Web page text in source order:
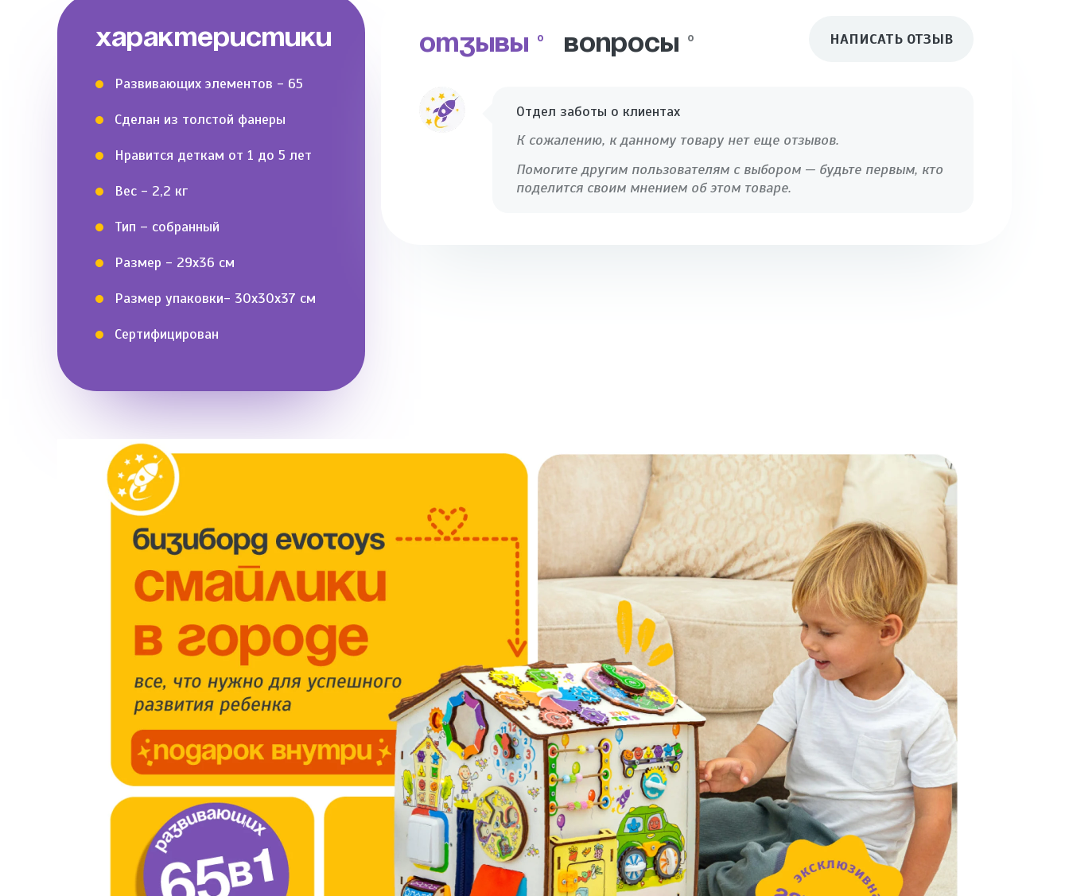
ХАРАКТЕРИСТИКИ
Развивающих элементов - 65
Сделан из толстой фанеры
Нравится деткам от 1 до 5 лет
Вес - 2,2 кг
Тип – собранный
Размер - 29х36 см
Размер упаковки- 30х30х37 см
Сертифицирован
ОТЗЫВЫ 0 ВОПРОСЫ 0 НАПИСАТЬ ОТЗЫВ
Отдел заботы о клиентах
К сожалению, к данному товару нет еще отзывов.
Помогите другим пользователям с выбором — будьте первым, кто
поделится своим мнением об этом товаре.